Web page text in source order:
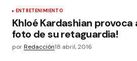
ENTRETENIMIENTO
Khloé Kardashian provoca
foto de su retaguardia!
porRedacción18 abril, 2016